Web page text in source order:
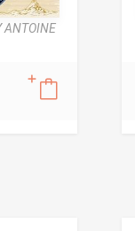
ANTOINE